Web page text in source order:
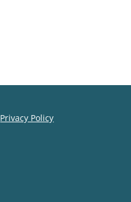
Privacy Policy